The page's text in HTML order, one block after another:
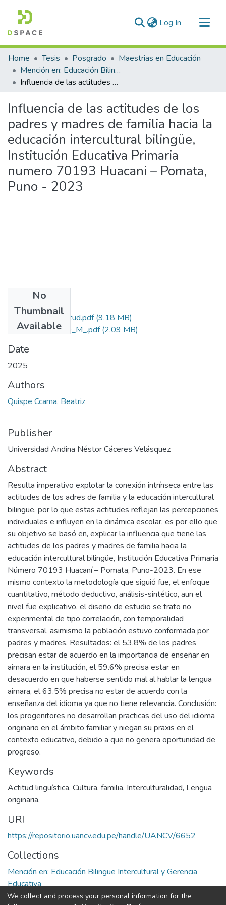
Log In (current)
Communities & Collections
All of DSpace
Statistics
Home Tesis Posgrado
Maestrias en Educación
Mención en: Educación Bilingue Intercultural y Gerencia Educativa
Influencia de las actitudes de los padres y madres de familia hacia la educación intercultural bilingüe, Institución Educativa Primaria numero 70193 Huacani – Pomata, Puno - 2023
Influencia de las actitudes de los
padres y madres de familia hacia la
educación intercultural bilingüe,
Institución Educativa Primaria
numero 70193 Huacani – Pomata,
Puno - 2023
No
Thumbnail
Available
Grado de Similitud.pdf(9.18 MB)
T036_43945660_M_.pdf(2.09 MB)
Date
2025
Authors
Quispe Ccama, Beatriz
Publisher
Universidad Andina Néstor Cáceres Velásquez
Abstract
Resulta imperativo explotar la conexión intrínseca entre las
actitudes de los adres de familia y la educación intercultural
bilingüe, por lo que estas actitudes reflejan las percepciones
individuales e influyen en la dinámica escolar, es por ello que
su objetivo se basó en, explicar la influencia que tiene las
actitudes de los padres y madres de familia hacia la
educación intercultural bilingüe, Institución Educativa Primaria
Número 70193 Huacaní – Pomata, Puno-2023. En ese
mismo contexto la metodología que siguió fue, el enfoque
cuantitativo, método deductivo, análisis-sintético, aun el
nivel fue explicativo, el diseño de estudio se trato no
experimental de tipo correlación, con temporalidad
transversal, asimismo la población estuvo conformada por
padres y madres. Resultados: el 53.8% de los padres
precisan estar de acuerdo en la importancia de enseñar en
aimara en la institución, el 59.6% precisa estar en
desacuerdo en que haberse sentido mal al hablar la lengua
aimara, el 63.5% precisa no estar de acuerdo con la
enseñanza del idioma ya que no tiene relevancia. Conclusión:
los progenitores no desarrollan practicas del uso del idioma
originario en el ámbito familiar y niegan su praxis en el
contexto educativo, debido a que no genera oportunidad de
progreso.
Keywords
Actitud lingüística, Cultura, familia, Interculturalidad, Lengua
originaria.
URI
https://repositorio.uancv.edu.pe/handle/UANCV/6652
Collections
Mención en: Educación Bilingue Intercultural y Gerencia
Educativa
We collect and process your personal information for the